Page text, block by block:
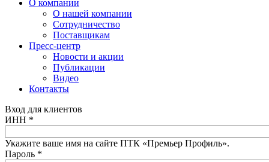
О компании
О нашей компании
Сотрудничество
Поставщикам
Пресс-центр
Новости и акции
Публикации
Видео
Контакты
Вход для клиентов
ИНН *
Укажите ваше имя на сайте ПТК «Премьер Профиль».
Пароль *